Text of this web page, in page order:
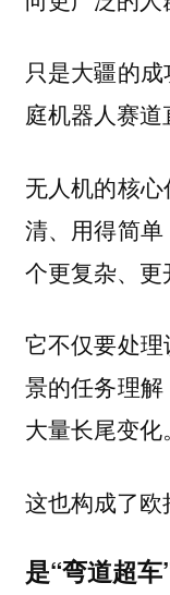
只是大疆的成
庭机器人赛
无人机的核
清、用得简
个更复杂、更
它不仅要处
景的任务理
大量长尾变化。
这也构成了欧
是“弯道超车